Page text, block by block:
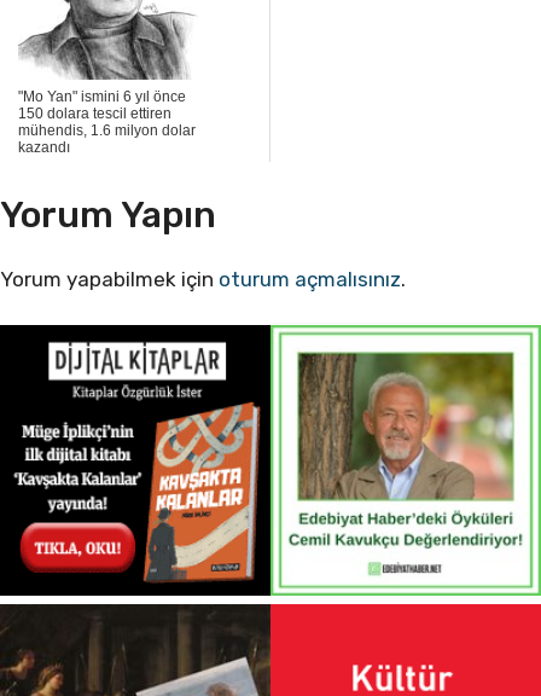
"Mo Yan" ismini 6 yıl önce
150 dolara tescil ettiren
mühendis, 1.6 milyon dolar
kazandı
Yorum Yapın
Yorum yapabilmek için oturum açmalısınız.